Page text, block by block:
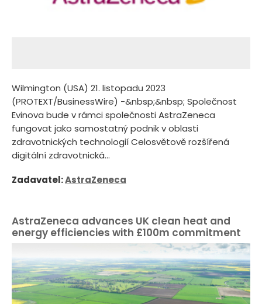
Wilmington (USA) 21. listopadu 2023
(PROTEXT/BusinessWire) -&nbsp;&nbsp; Společnost
Evinova bude v rámci společnosti AstraZeneca
fungovat jako samostatný podnik v oblasti
zdravotnických technologií Celosvětově rozšířená
digitální zdravotnická...
Zadavatel:AstraZeneca
AstraZeneca advances UK clean heat and
energy efficiencies with £100m commitment